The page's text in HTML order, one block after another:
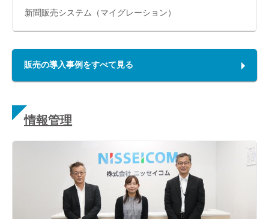
新聞販売システム（マイグレーション）
販売の導入事例をすべて見る
情報管理